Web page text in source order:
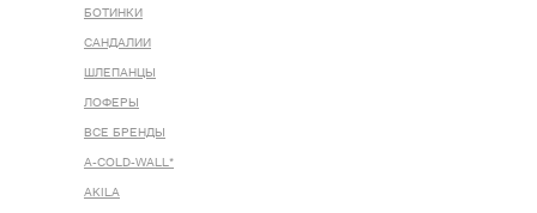
БОТИНКИ
САНДАЛИИ
ШЛЕПАНЦЫ
ЛОФЕРЫ
ВСЕ БРЕНДЫ
A-COLD-WALL*
AKILA